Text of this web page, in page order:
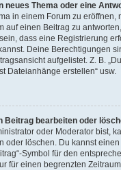
neues Thema oder eine
in einem Forum zu eröffnen,
auf einen Beitrag zu
dass eine Registrierung
Deine Berechtigungen
aufgelistet. Z. B.
Dateianhänge erstellen“ usw.
Beitrag bearbeiten oder
oder Moderator bist,
oder löschen. Du kannst
Symbol für den
für einen begrenzten